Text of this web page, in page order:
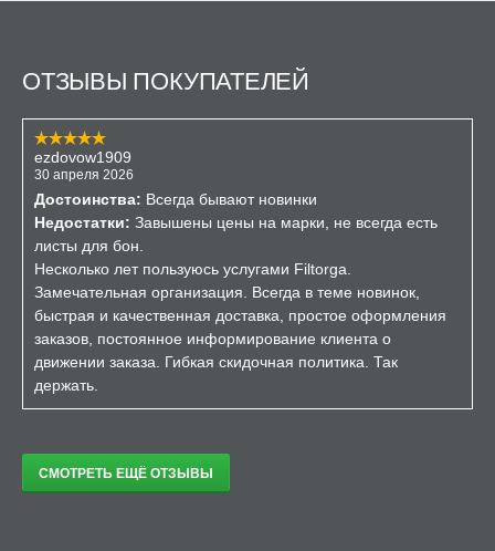
ОТЗЫВЫ ПОКУПАТЕЛЕЙ
ezdovow1909
30 апреля 2026
Достоинства: Всегда бывают новинки
Недостатки: Завышены цены на марки, не всегда есть
листы для бон.
Несколько лет пользуюсь услугами Filtorga.
Замечательная организация. Всегда в теме новинок,
быстрая и качественная доставка, простое оформления
заказов, постоянное информирование клиента о
движении заказа. Гибкая скидочная политика. Так
держать.
СМОТРЕТЬ ЕЩЁ ОТЗЫВЫ